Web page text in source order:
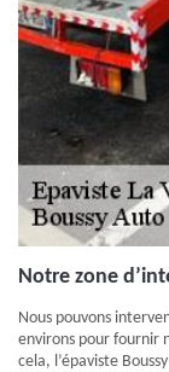
Notre zone
Nous pouvons
environs pour fournir
cela, l’épaviste